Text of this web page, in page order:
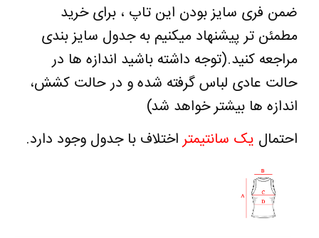
ضمن فری سایز بودن این تاپ ، برای خرید
مطمئن تر پیشنهاد میکنیم به جدول سایز بندی
مراجعه کنید.(توجه داشته باشید اندازه ها در
حالت عادی لباس گرفته شده و در حالت کشش،
اندازه ها بیشتر خواهد شد)
احتمال یک سانتیمتراختلاف با جدول وجود دارد.